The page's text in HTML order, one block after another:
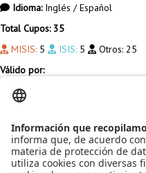
Idioma:Inglés / Español
Total Cupos: 35
MISIS: 5 ISIS: 5 Otros: 25
Válido por:
MATI:Complemento
Complemento
Visitar la página del curso